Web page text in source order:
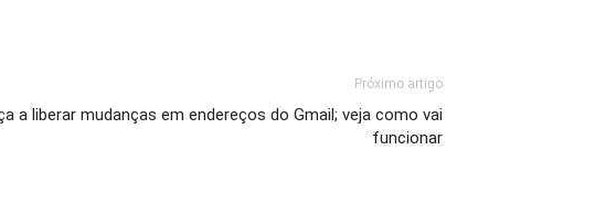
Próximo artigo
a liberar mudanças em endereços do Gmail; veja como vai
funcionar